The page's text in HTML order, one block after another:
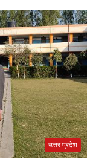
उत्तर प्रदेश